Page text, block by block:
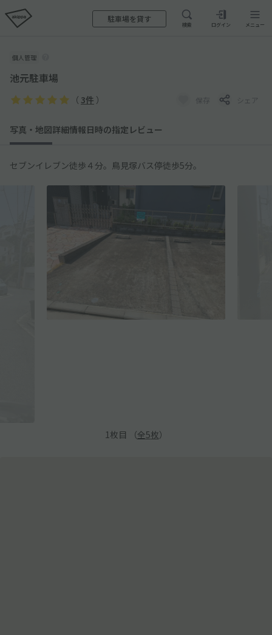
駐車場を貸す
検索 ログイン メニュー
個人管理
池元駐車場
（ 3件 ） 保存 シェア
写真・地図詳細情報日時の指定 レビュー
セブンイレブン徒歩４分。鳥見塚バス停徒歩5分。
1枚目 （全5枚）